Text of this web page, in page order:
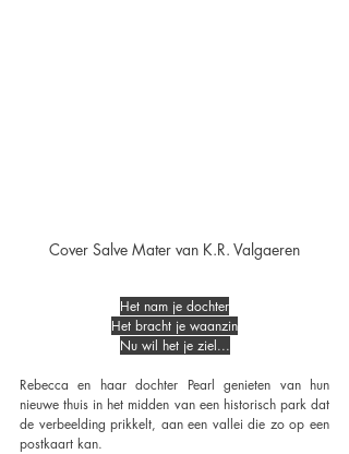
Cover Salve Mater van K.R. Valgaeren
Het nam je dochter
Het bracht je waanzin
Nu wil het je ziel...
Rebecca en haar dochter Pearl genieten van hun
nieuwe thuis in het midden van een historisch park dat
de verbeelding prikkelt, aan een vallei die zo op een
postkaart kan.